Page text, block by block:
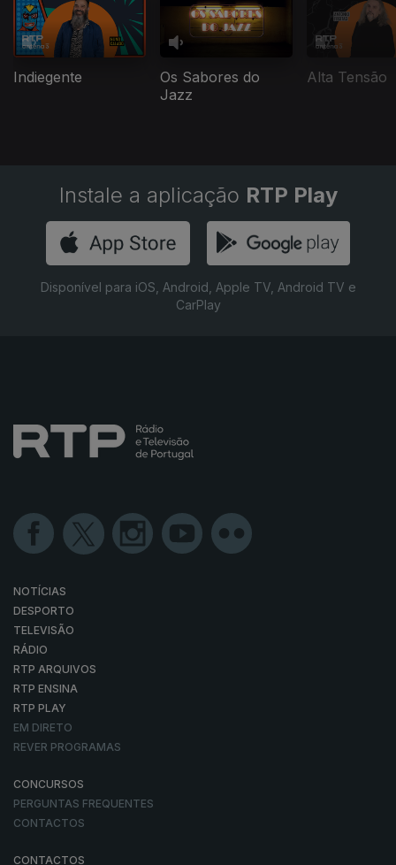
Indiegente
Os Sabores do
Jazz
Alta Tensão
Instale a aplicação RTP Play
Disponível para iOS, Android, Apple TV, Android TV e
CarPlay
NOTÍCIAS
DESPORTO
TELEVISÃO
RÁDIO
RTP ARQUIVOS
RTP ENSINA
RTP PLAY
EM DIRETO
REVER PROGRAMAS
CONCURSOS
PERGUNTAS FREQUENTES
CONTACTOS
CONTACTOS